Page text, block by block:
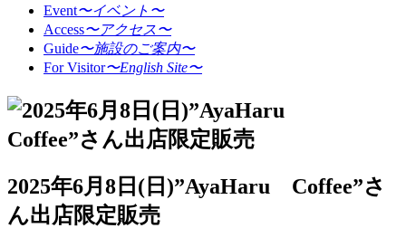
Event〜イベント〜
Access〜アクセス〜
Guide〜施設のご案内〜
For Visitor〜English Site〜
2025年6月8日(日)”AyaHaru Coffee”さ
ん出店限定販売